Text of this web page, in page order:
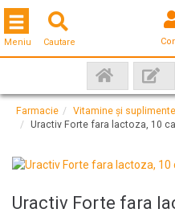
Cautare
Toggle navigation
Meniu
Farmacie
Vitamine și suplimente
Uractiv Forte fara lactoza, 10
Uractiv Forte fara